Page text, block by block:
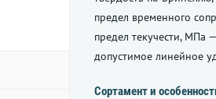
предел временного
предел текучести, МПа
допустимое линейное
Сортамент и